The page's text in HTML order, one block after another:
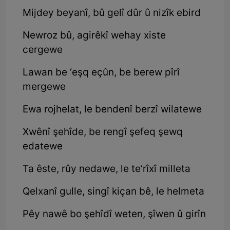
Mijdey beyanî, bû gelî dûr û nizîk ebird
Newroz bû, agirêkî wehay xiste
cergewe
Lawan be ‘eşq eçûn, be berew pîrî
mergewe
Ewa rojhelat, le bendenî berzî wilatewe
Xwênî şehîde, be rengî şefeq şewq
edatewe
Ta êste, rûy nedawe, le te’rîxî milleta
Qelxanî gulle, singî kiçan bê, le helmeta
Pêy nawê bo şehîdî weten, şîwen û girîn